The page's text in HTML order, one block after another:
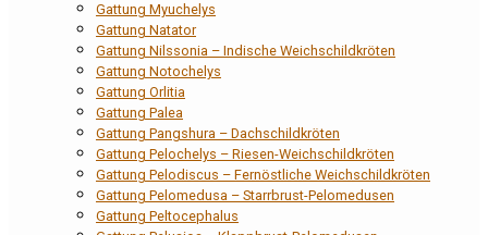
Gattung Myuchelys
Gattung Natator
Gattung Nilssonia – Indische Weichschildkröten
Gattung Notochelys
Gattung Orlitia
Gattung Palea
Gattung Pangshura – Dachschildkröten
Gattung Pelochelys – Riesen-Weichschildkröten
Gattung Pelodiscus – Fernöstliche Weichschildkröten
Gattung Pelomedusa – Starrbrust-Pelomedusen
Gattung Peltocephalus